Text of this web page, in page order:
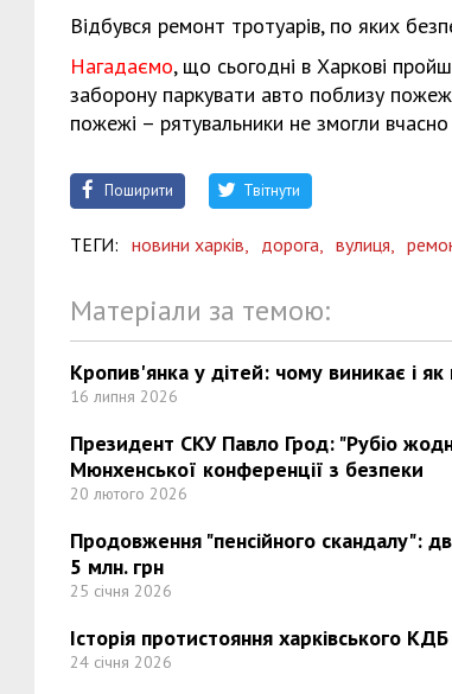
Відбувся ремонт тротуарів, по яких
Нагадаємо, що сьогодні в Харкові
заборону паркувати авто поблизу
пожежі – рятувальники не змогли вчасно
Поширити Твітнути
ТЕГИ: новини харків, дорога, вулиця,
Матеріали за темою:
Кропив'янка у дітей: чому виникає і як
16 липня 2026
Президент СКУ Павло Грод: "Рубіо
Мюнхенської конференції з безпеки
20 лютого 2026
Продовження "пенсійного скандалу":
5 млн. грн
25 січня 2026
Історія протистояння харківського
24 січня 2026